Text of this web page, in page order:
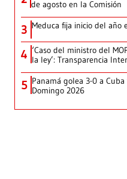
de agosto en la Comisión
3 Meduca fija inicio del año
4 ‘Caso del ministro del
la ley’: Transparencia
5 Panamá golea 3-0 a
Domingo 2026